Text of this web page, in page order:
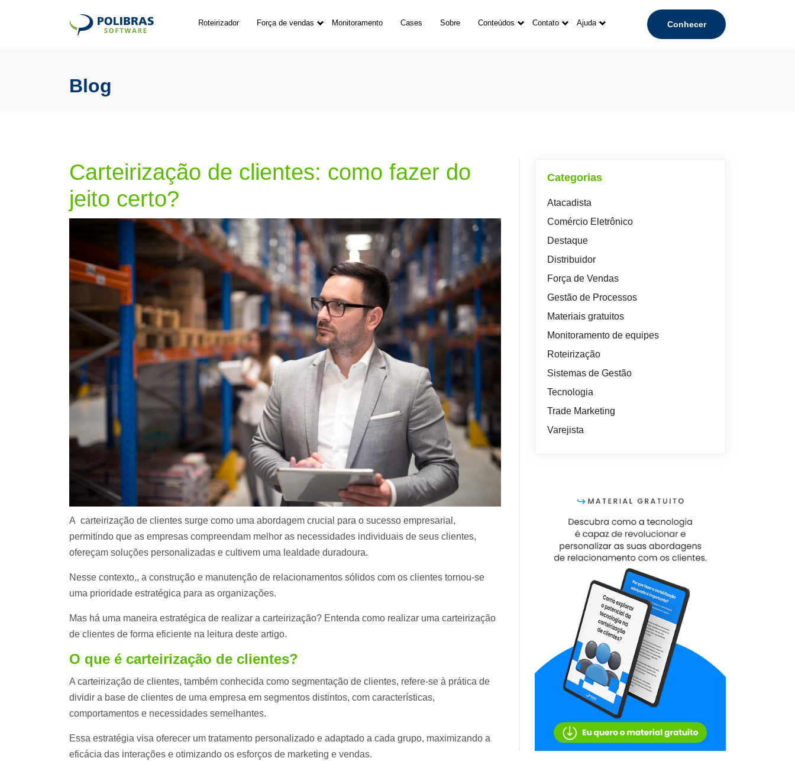
Roteirizador Força de vendas Monitoramento Cases Sobre Conteúdos Contato Ajuda Conhecer
Blog
Carteirização de clientes: como fazer do
jeito certo?
A carteirização de clientes surge como uma abordagem crucial para o sucesso empresarial,
permitindo que as empresas compreendam melhor as necessidades individuais de seus clientes,
ofereçam soluções personalizadas e cultivem uma lealdade duradoura.
Nesse contexto,, a construção e manutenção de relacionamentos sólidos com os clientes tornou-se
uma prioridade estratégica para as organizações.
Mas há uma maneira estratégica de realizar a carteirização? Entenda como realizar uma carteirização
de clientes de forma eficiente na leitura deste artigo.
O que é carteirização de clientes?
A carteirização de clientes, também conhecida como segmentação de clientes, refere-se à prática de
dividir a base de clientes de uma empresa em segmentos distintos, com características,
comportamentos e necessidades semelhantes.
Essa estratégia visa oferecer um tratamento personalizado e adaptado a cada grupo, maximizando a
eficácia das interações e otimizando os esforços de marketing e vendas.
Categorias
Atacadista
Comércio Eletrônico
Destaque
Distribuidor
Força de Vendas
Gestão de Processos
Materiais gratuitos
Monitoramento de equipes
Roteirização
Sistemas de Gestão
Tecnologia
Trade Marketing
Varejista